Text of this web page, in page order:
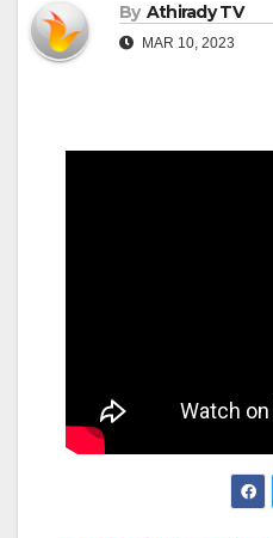
By Athirady TV
MAR 10, 2023